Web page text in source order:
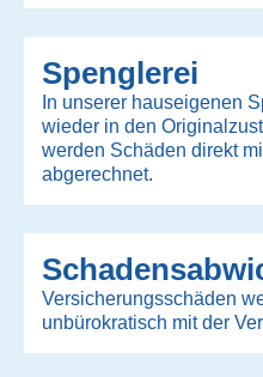
Spenglerei
In unserer hauseigenen
wieder in den
werden Schäden direkt
abgerechnet.
Versicherungsschäden
unbürokratisch mit der